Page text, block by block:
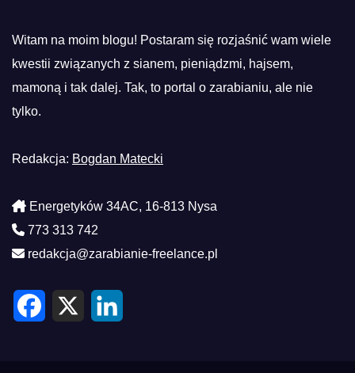
Witam na moim blogu! Postaram się rozjaśnić wam wiele
kwestii związanych z sianem, pieniądzmi, hajsem,
mamoną i tak dalej. Tak, to portal o zarabianiu, ale nie
tylko.
Redakcja: Bogdan Matecki
Energetyków 34AC, 16-813 Nysa
773 313 742
redakcja@zarabianie-freelance.pl
F
X